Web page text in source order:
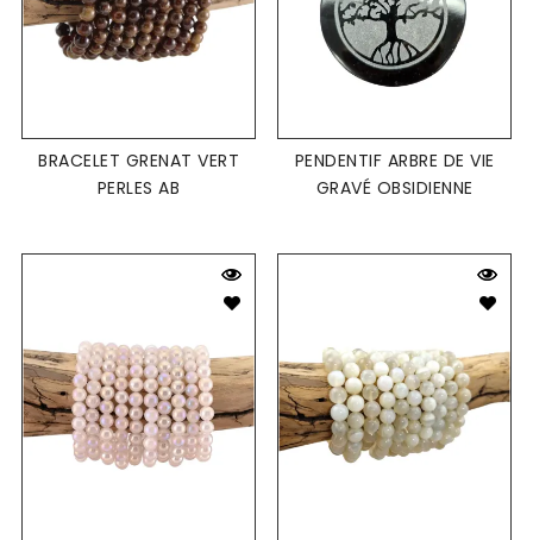
BRACELET GRENAT VERT
PERLES AB
PENDENTIF ARBRE DE VIE
GRAVÉ OBSIDIENNE